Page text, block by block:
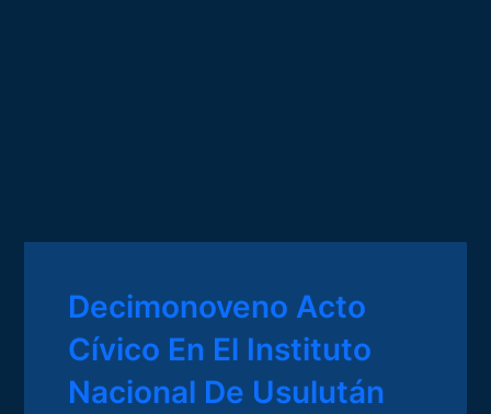
Decimonoveno Acto
Cívico En El Instituto
Nacional De Usulután